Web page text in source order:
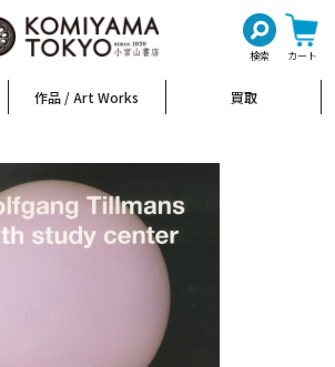
検索 カート
作品 / Art Works 買取